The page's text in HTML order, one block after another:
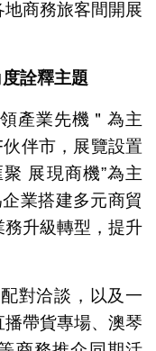
商務旅客間開展
詮釋主題
產業先機＂為主
伴市，展覽設置
展現商機”為主
業搭建多元商貿
升級轉型，提升
對洽談，以及一
帶貨專場、澳琴